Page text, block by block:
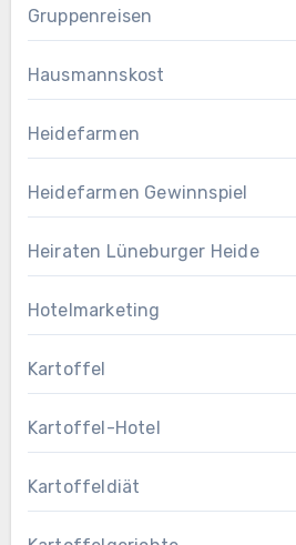
Gruppenreisen
Hausmannskost
Heidefarmen
Heidefarmen Gewinnspiel
Heiraten Lüneburger Heide
Hotelmarketing
Kartoffel
Kartoffel-Hotel
Kartoffeldiät